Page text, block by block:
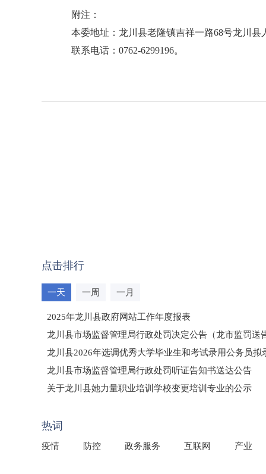
附注：
本委地址：龙川县老隆镇吉祥一路68号龙川
联系电话：0762-6299196。
点击排行
一天 一周 一月
2025年龙川县政府网站工作年度报表
龙川县市场监督管理局行政处罚决定公告（龙市监罚送
龙川县2026年选调优秀大学毕业生和考试录用公务员拟
龙川县市场监督管理局行政处罚听证告知书送达公告
（龙市监罚送告〔2026〕71号）
关于龙川县她力量职业培训学校变更培训专业的公示
热词
疫情 防控 政务服务 互联网 产业